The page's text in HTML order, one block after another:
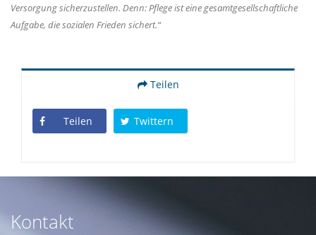
Versorgung sicherzustellen. Denn: Pflege ist eine gesamtgesellschaftliche
Aufgabe, die sozialen Frieden sichert.“
Teilen
Teilen Twittern
Kontakt